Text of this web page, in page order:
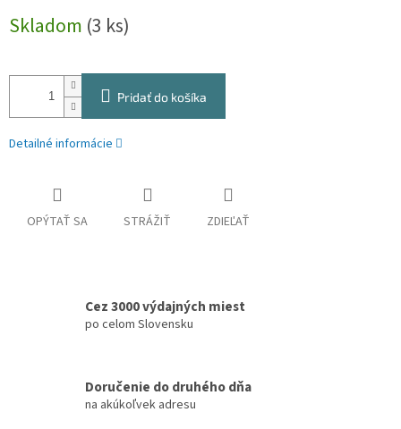
cena:
Skladom (3 ks)
Pridať do košíka
Detailné informácie
OPÝTAŤ SA STRÁŽIŤ ZDIEĽAŤ
Cez 3000 výdajných miest
po celom Slovensku
Doručenie do druhého dňa
na akúkoľvek adresu